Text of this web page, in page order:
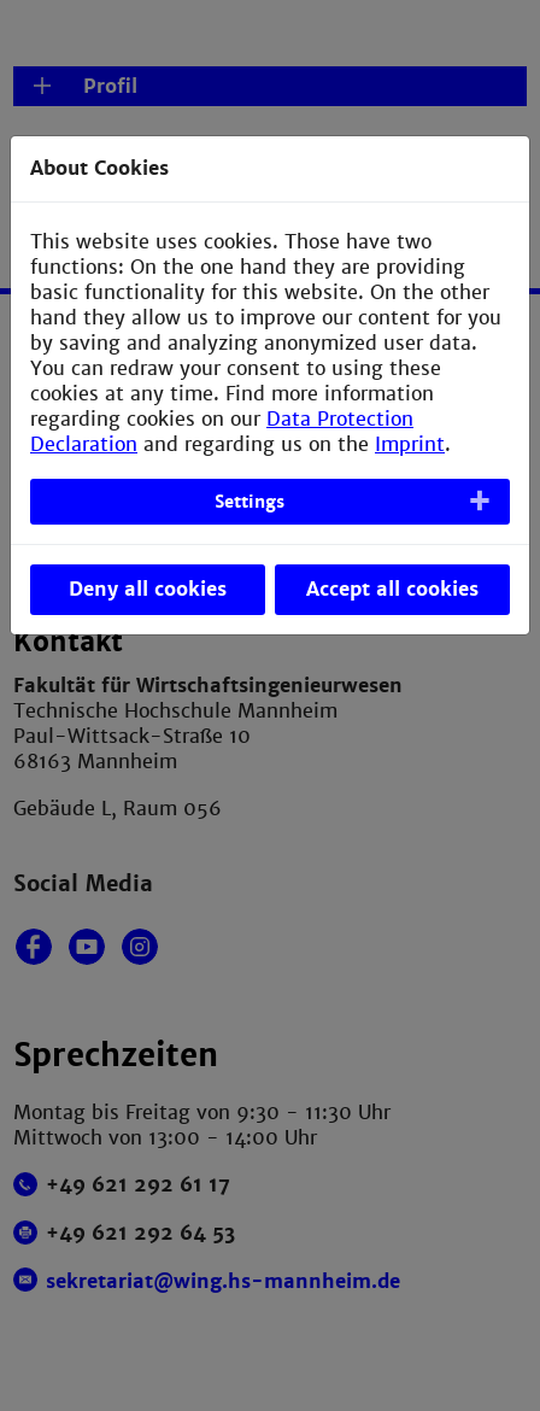
Profil
Service
Imprint
Erklärung zur Barrierefreiheit
Datenschutzerklärung
Contact Webmaster
Kontakt
Fakultät für Wirtschaftsingenieurwesen
Technische Hochschule Mannheim
Paul-Wittsack-Straße 10
68163 Mannheim
Gebäude L, Raum 056
Social Media
Sprechzeiten
Montag bis Freitag von 9:30 - 11:30 Uhr
Mittwoch von 13:00 - 14:00 Uhr
+49 621 292 61 17
+49 621 292 64 53
sekretariat@wing.hs-mannheim.de
About Cookies
This website uses cookies. Those have two
functions: On the one hand they are providing
basic functionality for this website. On the other
hand they allow us to improve our content for you
by saving and analyzing anonymized user data.
You can redraw your consent to using these
cookies at any time. Find more information
regarding cookies on our Data Protection
Declaration and regarding us on the Imprint.
Settings
Deny all cookies Accept all cookies